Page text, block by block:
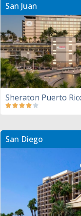
San Juan
Sheraton Puerto
San Diego